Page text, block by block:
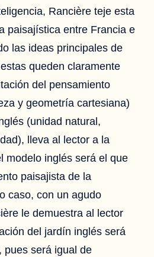
Rancière teje esta
paisajística entre Francia e
las ideas principales de
queden claramente
del pensamiento
y geometría cartesiana)
(unidad natural,
lleva al lector a la
modelo inglés será el que
paisajista de la
caso, con un agudo
le demuestra al lector
del jardín inglés será
pues será igual de